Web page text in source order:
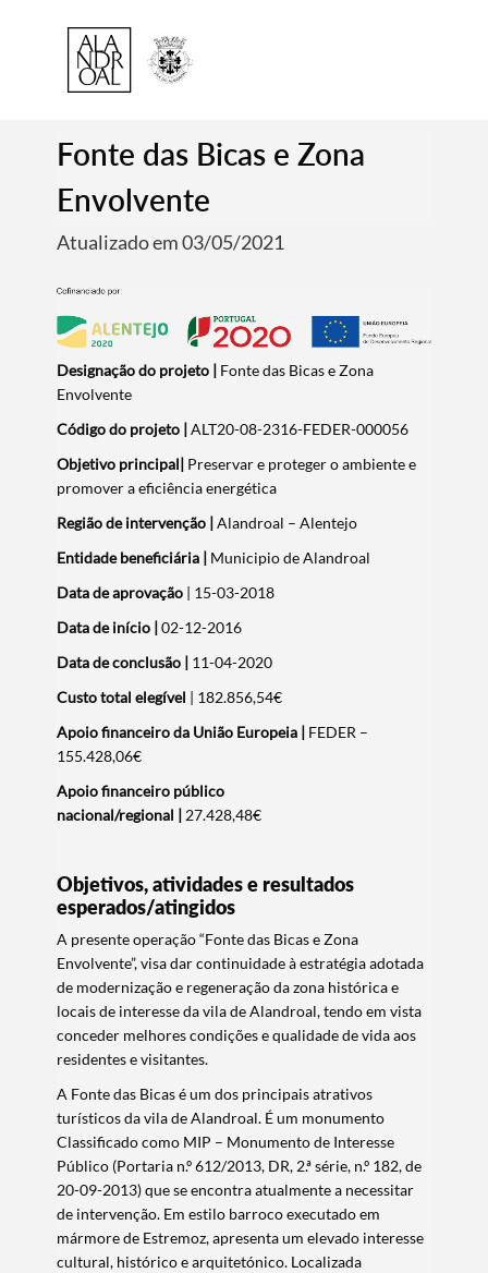
Fonte das Bicas e Zona
Envolvente
Atualizado em 03/05/2021
Designação do projeto | Fonte das Bicas e Zona
Envolvente
Código do projeto | ALT20-08-2316-FEDER-000056
Objetivo principal| Preservar e proteger o ambiente e
promover a eficiência energética
Região de intervenção | Alandroal – Alentejo
Entidade beneficiária | Municipio de Alandroal
Data de aprovação | 15-03-2018
Data de início |02-12-2016
Data de conclusão | 11-04-2020
Custo total elegível | 182.856,54€
Apoio financeiro da União Europeia | FEDER –
155.428,06€
Apoio financeiro público
nacional/regional |27.428,48€
Objetivos, atividades e resultados
esperados/atingidos
A presente operação “Fonte das Bicas e Zona
Envolvente”, visa dar continuidade à estratégia adotada
de modernização e regeneração da zona histórica e
locais de interesse da vila de Alandroal, tendo em vista
conceder melhores condições e qualidade de vida aos
residentes e visitantes.
A Fonte das Bicas é um dos principais atrativos
turísticos da vila de Alandroal. É um monumento
Classificado como MIP – Monumento de Interesse
Público (Portaria n.º 612/2013, DR, 2.ª série, n.º 182, de
20-09-2013) que se encontra atualmente a necessitar
de intervenção. Em estilo barroco executado em
mármore de Estremoz, apresenta um elevado interesse
cultural, histórico e arquitetónico. Localizada